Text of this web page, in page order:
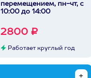
перемещением, пн-чт, с
10:00 до 14:00
2800 ₽
Работает круглый год